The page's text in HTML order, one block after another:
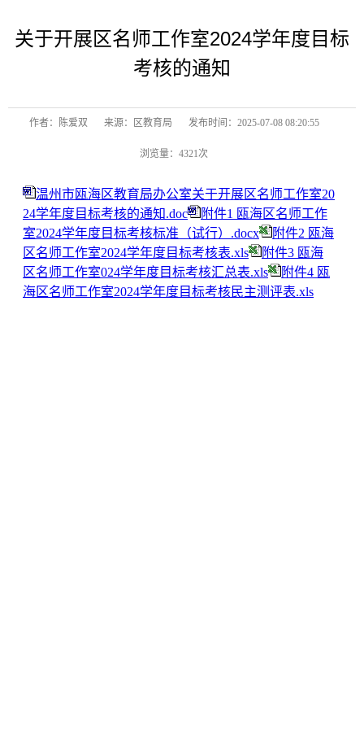
关于开展区名师工作室2024学年度目标
考核的通知
作者：陈爱双 来源：区教育局 发布时间：2025-07-08 08:20:55
浏览量：4321次